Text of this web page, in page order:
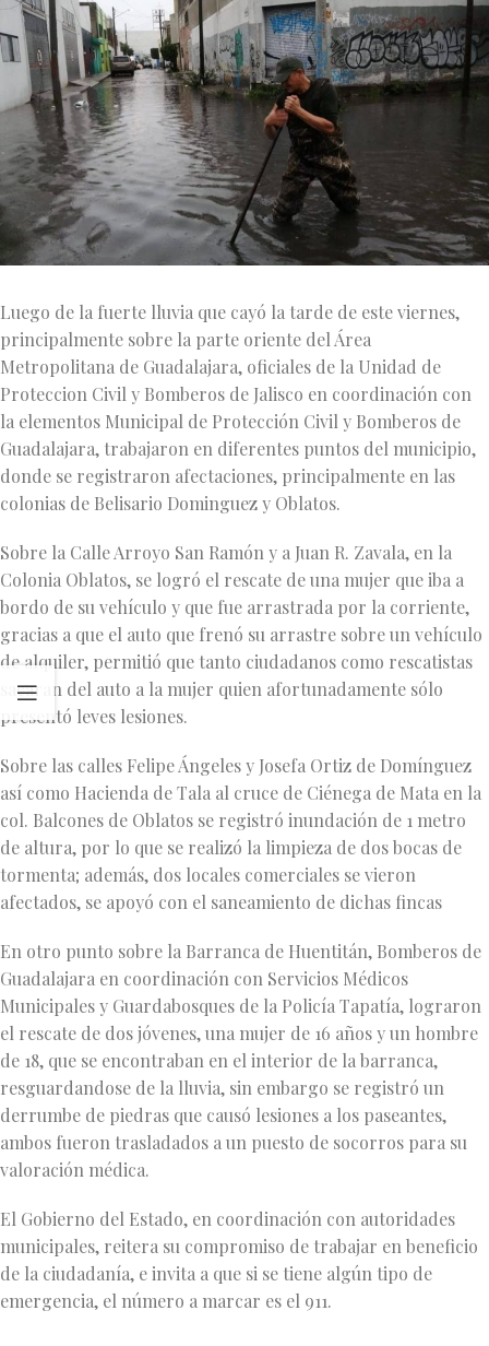
Luego de la fuerte lluvia que cayó la tarde de este viernes,
principalmente sobre la parte oriente del Área
Metropolitana de Guadalajara, oficiales de la Unidad de
Proteccion Civil y Bomberos de Jalisco en coordinación con
la elementos Municipal de Protección Civil y Bomberos de
Guadalajara, trabajaron en diferentes puntos del municipio,
donde se registraron afectaciones, principalmente en las
colonias de Belisario Dominguez y Oblatos.
Sobre la Calle Arroyo San Ramón y a Juan R. Zavala, en la
Colonia Oblatos, se logró el rescate de una mujer que iba a
bordo de su vehículo y que fue arrastrada por la corriente,
gracias a que el auto que frenó su arrastre sobre un vehículo
de alquiler, permitió que tanto ciudadanos como rescatistas
sacaran del auto a la mujer quien afortunadamente sólo
presentó leves lesiones.
Sobre las calles Felipe Ángeles y Josefa Ortiz de Domínguez
así como Hacienda de Tala al cruce de Ciénega de Mata en la
col. Balcones de Oblatos se registró inundación de 1 metro
de altura, por lo que se realizó la limpieza de dos bocas de
tormenta; además, dos locales comerciales se vieron
afectados, se apoyó con el saneamiento de dichas fincas
En otro punto sobre la Barranca de Huentitán, Bomberos de
Guadalajara en coordinación con Servicios Médicos
Municipales y Guardabosques de la Policía Tapatía, lograron
el rescate de dos jóvenes, una mujer de 16 años y un hombre
de 18, que se encontraban en el interior de la barranca,
resguardandose de la lluvia, sin embargo se registró un
derrumbe de piedras que causó lesiones a los paseantes,
ambos fueron trasladados a un puesto de socorros para su
valoración médica.
El Gobierno del Estado, en coordinación con autoridades
municipales, reitera su compromiso de trabajar en beneficio
de la ciudadanía, e invita a que si se tiene algún tipo de
emergencia, el número a marcar es el 911.